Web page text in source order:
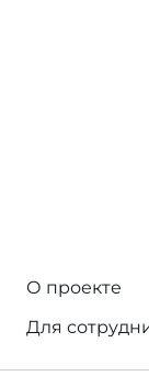
О проекте
Для